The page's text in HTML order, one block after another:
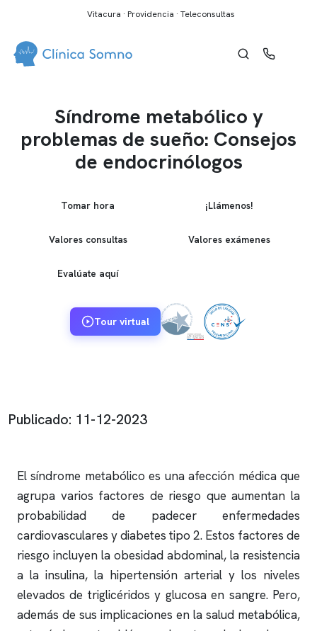
Vitacura · Providencia · Teleconsultas
Síndrome metabólico y
problemas de sueño: Consejos
de endocrinólogos
Tomar hora ¡Llámenos!
Valores consultas Valores exámenes
Evalúate aquí
Tour virtual
Publicado: 11-12-2023
El síndrome metabólico es una afección médica que
agrupa varios factores de riesgo que aumentan la
probabilidad de padecer enfermedades
cardiovasculares y diabetes tipo 2. Estos factores de
riesgo incluyen la obesidad abdominal, la resistencia
a la insulina, la hipertensión arterial y los niveles
elevados de triglicéridos y glucosa en sangre. Pero,
además de sus implicaciones en la salud metabólica,